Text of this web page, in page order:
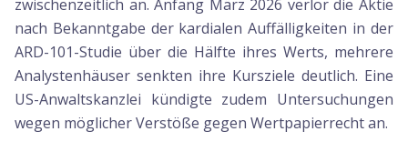
zwischenzeitlich an. Anfang März 2026 verlor die Aktie
nach Bekanntgabe der kardialen Auffälligkeiten in der
ARD-101-Studie über die Hälfte ihres Werts, mehrere
Analystenhäuser senkten ihre Kursziele deutlich. Eine
US-Anwaltskanzlei kündigte zudem Untersuchungen
wegen möglicher Verstöße gegen Wertpapierrecht an.